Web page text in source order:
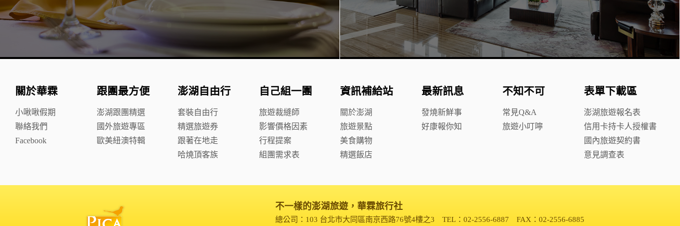
關於華霖
小啾啾假期
聯絡我們
Facebook
跟團最方便
澎湖跟團精選
國外旅遊專區
歐美紐澳特輯
澎湖自由行
套裝自由行
精選旅遊券
跟著在地走
哈燒頂客族
自己組一團
旅遊裁縫師
影響價格因素
行程提案
組團需求表
資訊補給站
關於澎湖
旅遊景點
美食購物
精選飯店
最新訊息
發燒新鮮事
好康報你知
不知不可
常見Q&A
旅遊小叮嚀
表單下載區
澎湖旅遊報名表
信用卡持卡人授權書
國內旅遊契約書
意見調查表
不一樣的澎湖旅遊，華霖旅行社
總公司：103 台北市大同區南京西路76號4樓之3 TEL：02-2556-6887 FAX：02-2556-6885